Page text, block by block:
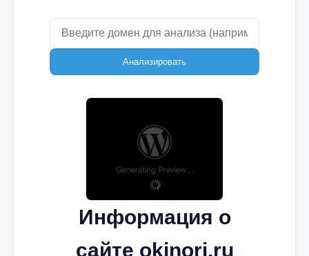
Анализировать
Информация о
сайте okinori.ru